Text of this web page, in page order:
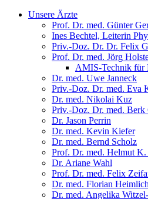
Unsere Ärzte
Prof. Dr. med. Günter
Ines Bechtel, Leiterin
Priv.-Doz. Dr. Dr. Felix
Prof. Dr. med. Jörg
AMIS-Technik für
Dr. med. Uwe Janneck
Priv.-Doz. Dr. med. Eva
Dr. med. Nikolai Kuz
Priv.-Doz. Dr. med. Berk
Dr. Jason Perrin
Dr. med. Kevin Kiefer
Dr. med. Bernd Scholz
Prof. Dr. med. Helmut K.
Dr. Ariane Wahl
Prof. Dr. med. Felix
Dr. med. Florian Heimlich
Dr. med. Angelika